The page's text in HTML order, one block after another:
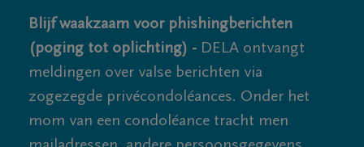
Blijf waakzaam voor phishingberichten
(poging tot oplichting) - DELA ontvangt
meldingen over valse berichten via
zogezegde privécondoléances. Onder het
mom van een condoléance tracht men